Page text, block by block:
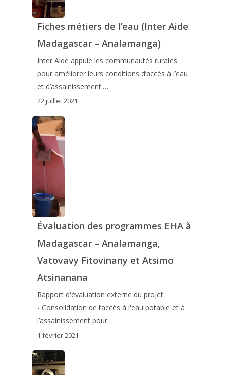
Fiches métiers de l’eau (Inter Aide
Madagascar – Analamanga)
Inter Aide appuie les communautés rurales
pour améliorer leurs conditions d’accès à l’eau
et d’assainissement.…
22 juillet 2021
Évaluation des programmes EHA à
Madagascar – Analamanga,
Vatovavy Fitovinany et Atsimo
Atsinanana
Rapport d'évaluation externe du projet
- Consolidation de l’accès à l'eau potable et à
l’assainissement pour…
1 février 2021